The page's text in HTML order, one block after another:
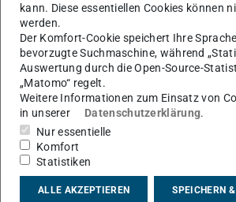
Themen
Grundversorgung Namenskonvention
kann. Diese essentiellen Cookies können
werden.
Der Komfort-Cookie speichert Ihre
bevorzugte Suchmaschine, während
Auswertung durch die Open-Source-
„Matomo“ regelt.
Weitere Informationen zum Einsatz von
in unserer
Datenschutzerklärung.
Nur essentielle
Komfort
Statistiken
ALLE AKZEPTIEREN SPEICHERN